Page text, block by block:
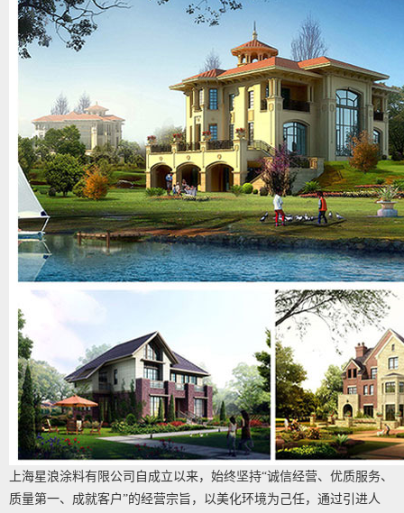
上海星浪涂料有限公司自成立以来，始终坚持“诚信经营、优质服务、
质量第一、成就客户”的经营宗旨，以美化环境为己任，通过引进人